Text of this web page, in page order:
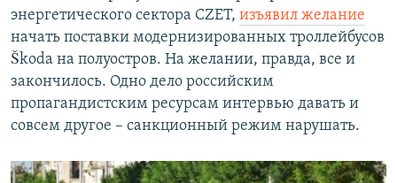
энергетического сектора CZET, изъявил желание
начать поставки модернизированных троллейбусов
Škoda на полуостров. На желании, правда, все и
закончилось. Одно дело российским
пропагандистским ресурсам интервью давать и
совсем другое – санкционный режим нарушать.